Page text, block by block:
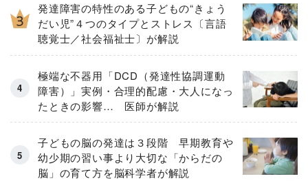
発達障害の特性のある子どもの“きょう
だい児”４つのタイプとストレス〔言語
聴覚士／社会福祉士〕が解説
極端な不器用「DCD（発達性協調運動
障害）」実例・合理的配慮・大人になっ
たときの影響… 医師が解説
子どもの脳の発達は３段階 早期教育や
幼少期の習い事より大切な「からだの
脳」の育て方を脳科学者が解説